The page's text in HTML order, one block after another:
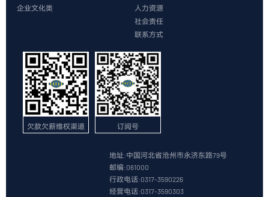
企业文化类
人力资源
社会责任
联系方式
欠款欠薪维权渠道 订阅号
地址:中国河北省沧州市永济东路79号
邮编:061000
行政电话:0317-3590226
经营电话:0317-3590303